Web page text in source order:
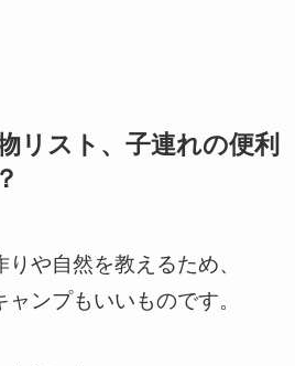
リスト、子連れの便利
や自然を教えるため、
ンプもいいものです。